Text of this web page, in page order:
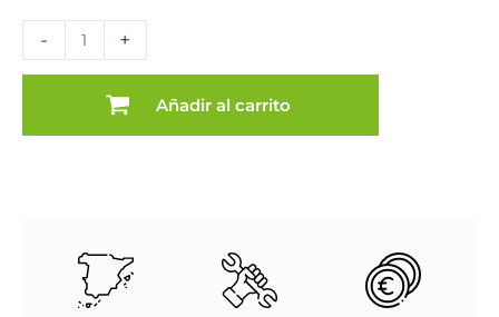
-
ALUMINIO
+
Añadir al carrito